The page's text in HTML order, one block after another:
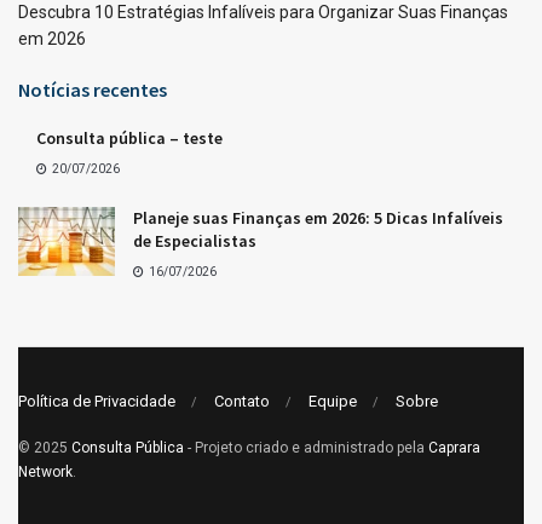
Descubra 10 Estratégias Infalíveis para Organizar Suas Finanças
em 2026
Notícias recentes
Consulta pública – teste
20/07/2026
Planeje suas Finanças em 2026: 5 Dicas Infalíveis
de Especialistas
16/07/2026
Política de Privacidade Contato Equipe Sobre
© 2025 Consulta Pública - Projeto criado e administrado pela Caprara
Network.